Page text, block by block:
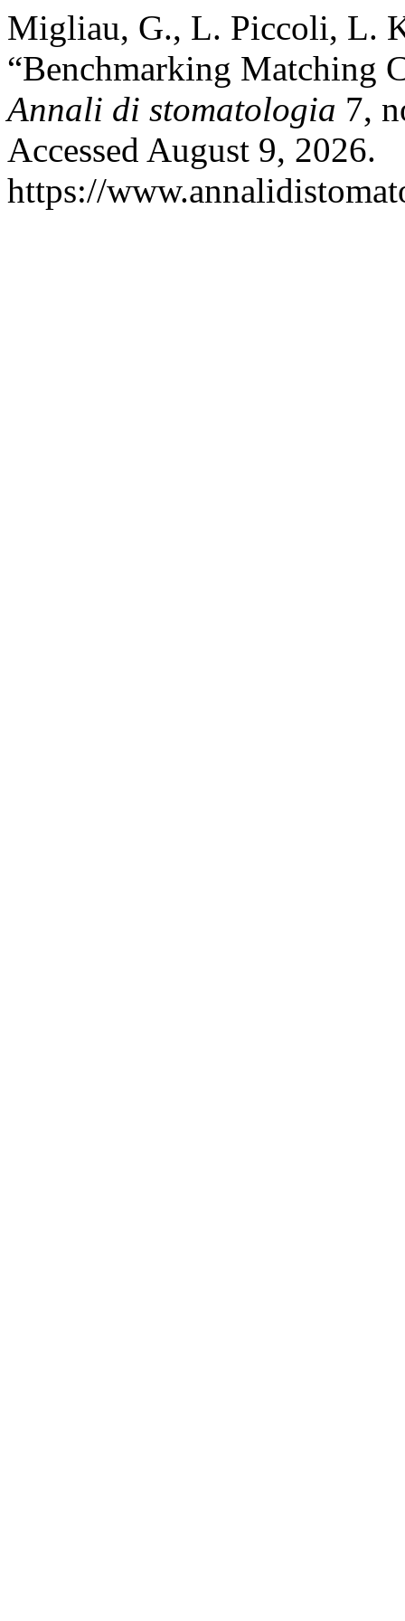
Migliau, G., L. Piccoli, L.
“Benchmarking Matching
Annali di stomatologia 7,
Accessed August 9, 2026.
https://